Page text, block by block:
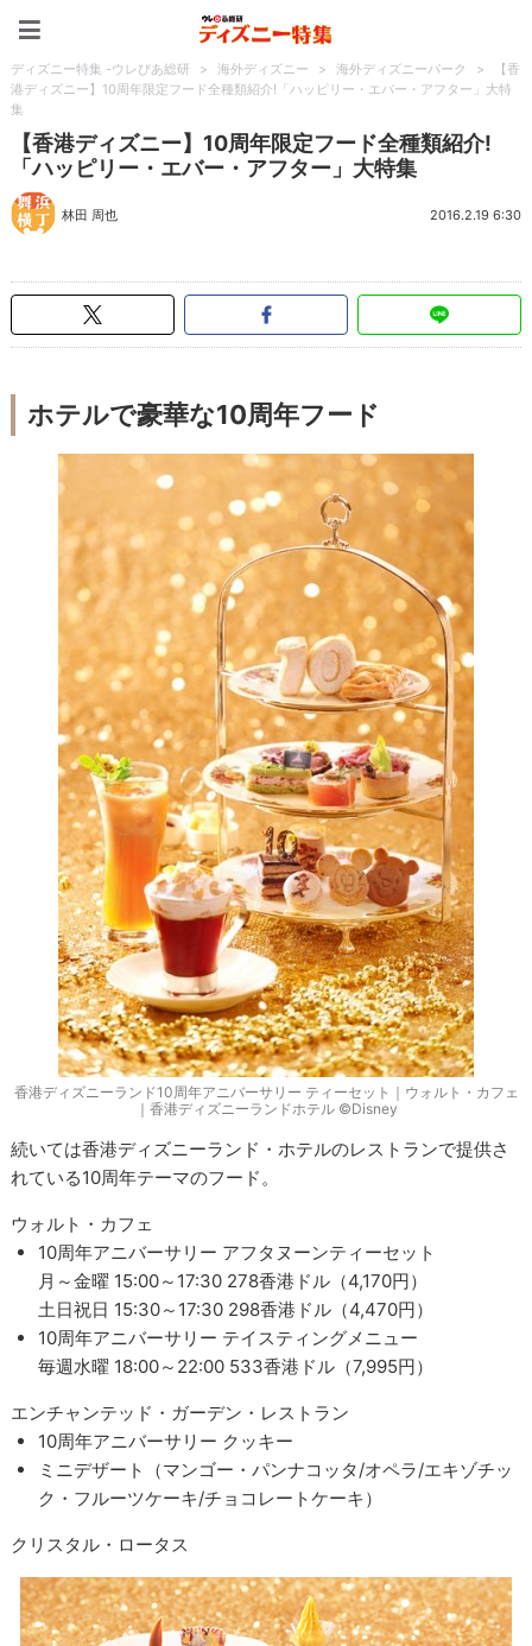
ディズニー特集 -ウレぴあ総研 > 海外ディズニー > 海外ディズニーパーク >
【香
港ディズニー】10周年限定フード全種類紹介!「ハッピリー・エバー・アフター」大特
集
【香港ディズニー】10周年限定フード全種類紹介!
「ハッピリー・エバー・アフター」大特集
林田 周也 2016.2.19 6:30
ホテルで豪華な10周年フード
香港ディズニーランド10周年アニバーサリー ティーセット｜ウォルト・カフェ
｜香港ディズニーランドホテル ©Disney
続いては香港ディズニーランド・ホテルのレストランで提供さ
れている10周年テーマのフード。
ウォルト・カフェ
10周年アニバーサリー アフタヌーンティーセット
月～金曜 15:00～17:30 278香港ドル（4,170円）
土日祝日 15:30～17:30 298香港ドル（4,470円）
10周年アニバーサリー テイスティングメニュー
毎週水曜 18:00～22:00 533香港ドル（7,995円）
エンチャンテッド・ガーデン・レストラン
10周年アニバーサリー クッキー
ミニデザート（マンゴー・パンナコッタ/オペラ/エキゾチッ
ク・フルーツケーキ/チョコレートケーキ）
クリスタル・ロータス